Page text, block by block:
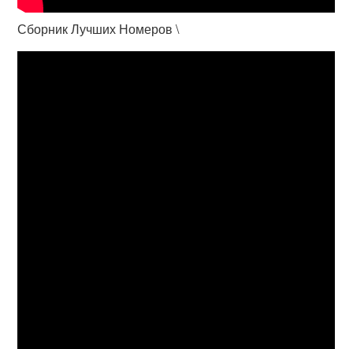
Сборник Лучших Номеров \